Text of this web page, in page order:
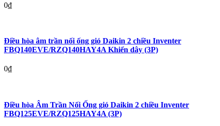
0₫
Điều hòa âm trần nối ống gió Daikin 2 chiều Inventer
FBQ140EVE/RZQ140HAY4A Khiển dây (3P)
0₫
Điều hòa Âm Trần Nối Ống gió Daikin 2 chiều Inventer
FBQ125EVE/RZQ125HAY4A (3P)